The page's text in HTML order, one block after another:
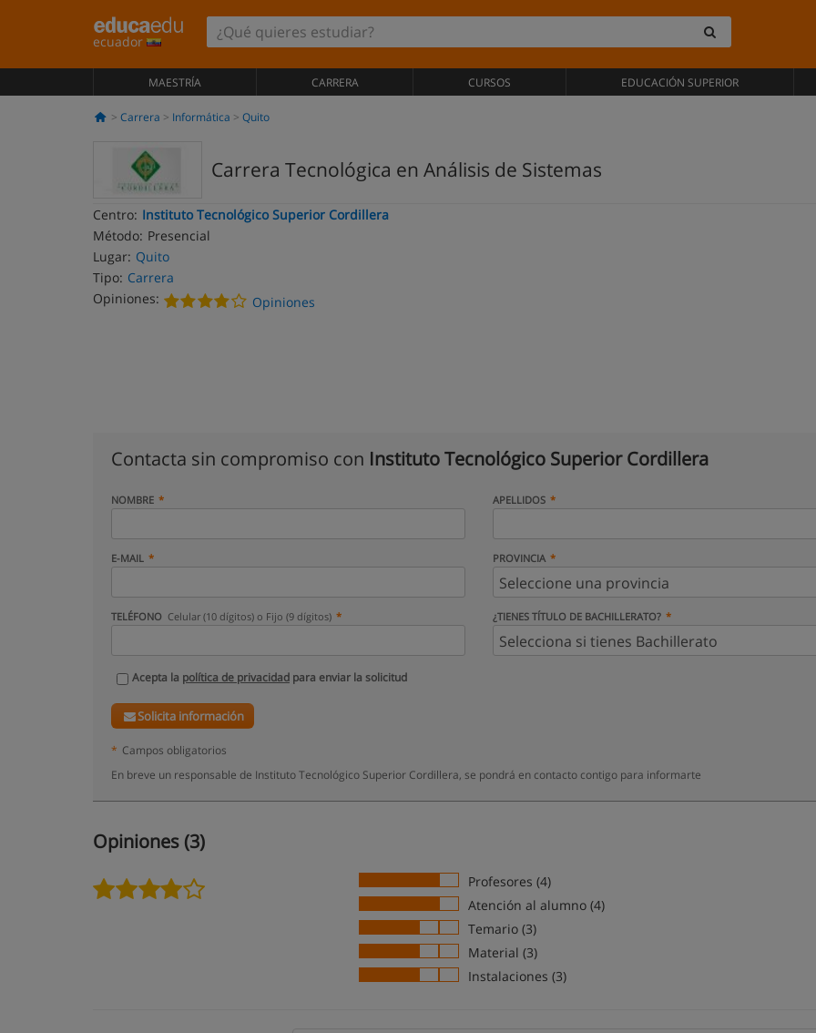
ecuador
MAESTRÍA CARRERA CURSOS EDUCACIÓN SUPERIOR
Carrera Informática Quito
Carrera Tecnológica en Análisis de Sistemas
Centro: Instituto Tecnológico Superior Cordillera
Método: Presencial
Lugar: Quito
Tipo: Carrera
Opiniones:
Opiniones
Contacta sin compromiso con Instituto Tecnológico Superior Cordillera
NOMBRE APELLIDOS
E-MAIL PROVINCIA
TELÉFONO Celular (10 dígitos) o Fijo (9 dígitos) ¿TIENES TÍTULO DE BACHILLERATO?
Acepta la política de privacidad para enviar la solicitud
Solicita información
* Campos obligatorios
En breve un responsable de Instituto Tecnológico Superior Cordillera, se pondrá en contacto contigo para informarte
Opiniones (3)
Profesores (4)
Atención al alumno (4)
Temario (3)
Material (3)
Instalaciones (3)